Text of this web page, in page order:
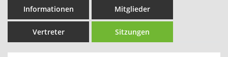
Informationen Mitglieder
Vertreter Sitzungen